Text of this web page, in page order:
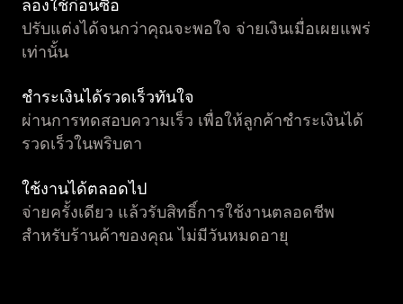
ลองใช้ก่อนซื้อ
ปรับแต่งได้จนกว่าคุณจะพอใจ จ่ายเงินเมื่อเผยแพร่
เท่านั้น
ชำระเงินได้รวดเร็วทันใจ
ผ่านการทดสอบความเร็ว เพื่อให้ลูกค้าชำระเงินได้
รวดเร็วในพริบตา
ใช้งานได้ตลอดไป
จ่ายครั้งเดียว แล้วรับสิทธิ์การใช้งานตลอดชีพ
สำหรับร้านค้าของคุณ ไม่มีวันหมดอายุ